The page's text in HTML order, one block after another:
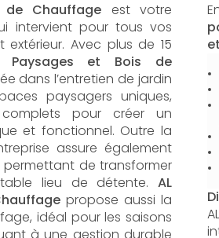
Chauffage est votre
intervient pour tous vos
extérieur. Avec plus de 15
Paysages et Bois de
dans l’entretien de jardin
paysagers uniques,
pour créer un
et fonctionnel. Outre la
assure également
permettant de transformer
lieu de détente. AL
propose aussi la
idéal pour les saisons